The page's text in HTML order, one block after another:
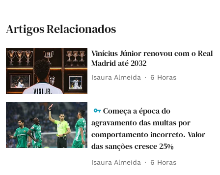
Artigos Relacionados
Vinícius Júnior renovou com o Real
Madrid até 2032
Isaura Almeida 6 Horas
Começa a época do
agravamento das multas por
comportamento incorreto. Valor
das sanções cresce 25%
Isaura Almeida 6 Horas